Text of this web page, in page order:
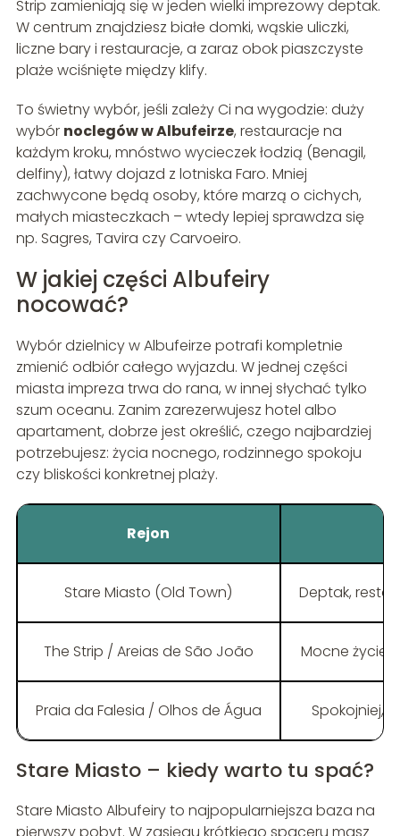
Strip zamieniają się w jeden wielki imprezowy deptak.
W centrum znajdziesz białe domki, wąskie uliczki,
liczne bary i restauracje, a zaraz obok piaszczyste
plaże wciśnięte między klify.
To świetny wybór, jeśli zależy Ci na wygodzie: duży
wybór noclegów w Albufeirze, restauracje na
każdym kroku, mnóstwo wycieczek łodzią (Benagil,
delfiny), łatwy dojazd z lotniska Faro. Mniej
zachwycone będą osoby, które marzą o cichych,
małych miasteczkach – wtedy lepiej sprawdza się
np. Sagres, Tavira czy Carvoeiro.
W jakiej części Albufeiry
nocować?
Wybór dzielnicy w Albufeirze potrafi kompletnie
zmienić odbiór całego wyjazdu. W jednej części
miasta impreza trwa do rana, w innej słychać tylko
szum oceanu. Zanim zarezerwujesz hotel albo
apartament, dobrze jest określić, czego najbardziej
potrzebujesz: życia nocnego, rodzinnego spokoju
czy bliskości konkretnej plaży.
Rejon
Stare Miasto (Old Town) Deptak,
The Strip / Areias de São João Mocne życie
Praia da Falesia / Olhos de Água Spokojniej,
Stare Miasto – kiedy warto tu spać?
Stare Miasto Albufeiry to najpopularniejsza baza na